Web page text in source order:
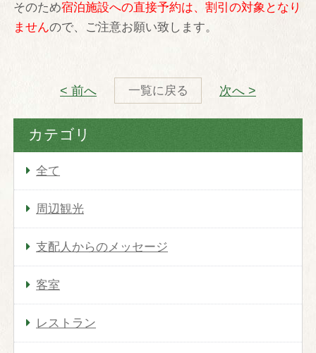
そのため宿泊施設への直接予約は、割引の対象となり
ませんので、ご注意お願い致します。
< 前へ 一覧に戻る 次へ >
カテゴリ
全て
周辺観光
支配人からのメッセージ
客室
レストラン
京会席「銀明翠」
スウィーツ「ヴェール・フイユ」
スパ＆エステ
パンフレット
宴会・会議
本館会議室
富士スカイルーム